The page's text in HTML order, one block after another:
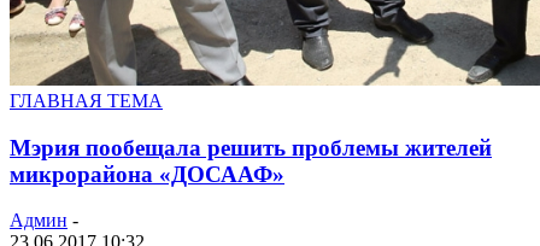
ГЛАВНАЯ ТЕМА
Мэрия пообещала решить проблемы жителей
микрорайона «ДОСААФ»
Админ -